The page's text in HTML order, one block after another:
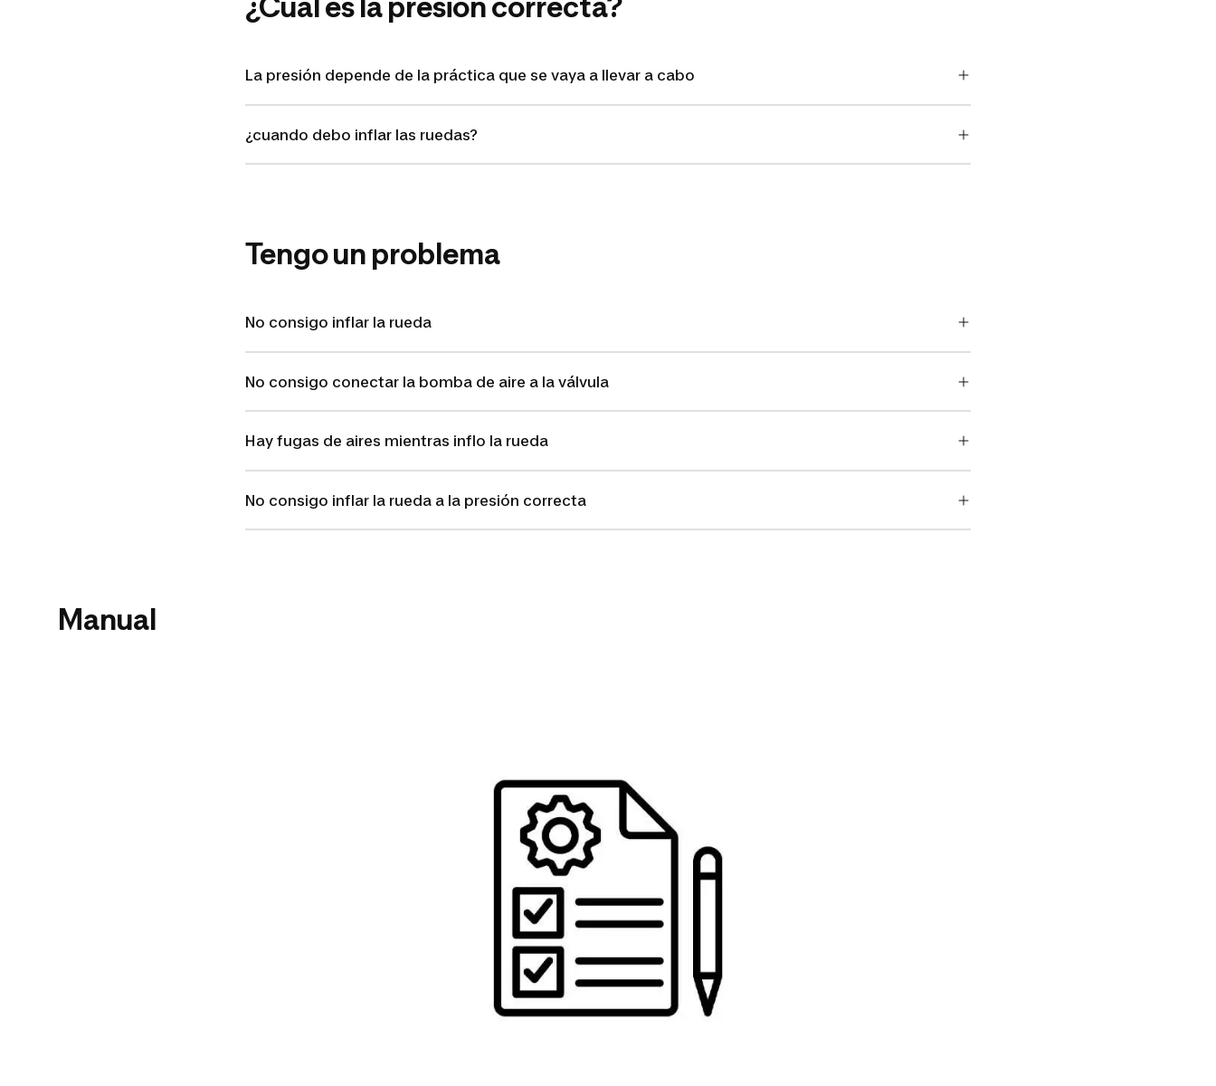
La presión depende de la práctica que se vaya a llevar a cabo
¿cuando debo inflar las ruedas?
Tengo un problema
No consigo inflar la rueda
No consigo conectar la bomba de aire a la válvula
Hay fugas de aires mientras inflo la rueda
No consigo inflar la rueda a la presión correcta
Manual